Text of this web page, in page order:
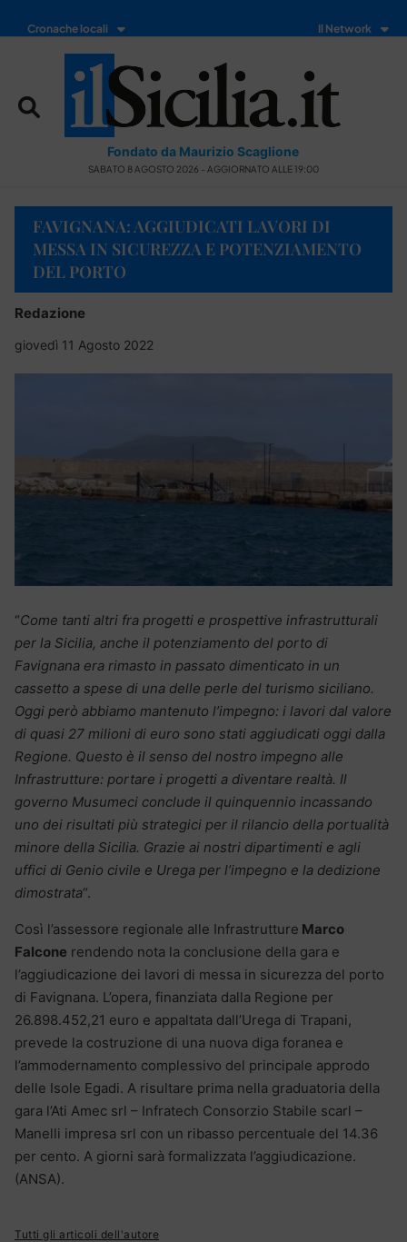
Cronache locali Il Network
Fondato da Maurizio Scaglione
SABATO 8 AGOSTO 2026 - AGGIORNATO ALLE 19:00
FAVIGNANA: AGGIUDICATI LAVORI DI
MESSA IN SICUREZZA E POTENZIAMENTO
DEL PORTO
Redazione
giovedì 11 Agosto 2022
“Come tanti altri fra progetti e prospettive infrastrutturali
per la Sicilia, anche il potenziamento del porto di
Favignana era rimasto in passato dimenticato in un
cassetto a spese di una delle perle del turismo siciliano.
Oggi però abbiamo mantenuto l’impegno: i lavori dal valore
di quasi 27 milioni di euro sono stati aggiudicati oggi dalla
Regione. Questo è il senso del nostro impegno alle
Infrastrutture: portare i progetti a diventare realtà. Il
governo Musumeci conclude il quinquennio incassando
uno dei risultati più strategici per il rilancio della portualità
minore della Sicilia. Grazie ai nostri dipartimenti e agli
uffici di Genio civile e Urega per l’impegno e la dedizione
dimostrata“.
Così l’assessore regionale alle Infrastrutture Marco
Falcone rendendo nota la conclusione della gara e
l’aggiudicazione dei lavori di messa in sicurezza del porto
di Favignana. L’opera, finanziata dalla Regione per
26.898.452,21 euro e appaltata dall’Urega di Trapani,
prevede la costruzione di una nuova diga foranea e
l’ammodernamento complessivo del principale approdo
delle Isole Egadi. A risultare prima nella graduatoria della
gara l’Ati Amec srl – Infratech Consorzio Stabile scarl –
Manelli impresa srl con un ribasso percentuale del 14.36
per cento. A giorni sarà formalizzata l’aggiudicazione.
(ANSA).
Tutti gli articoli dell'autore